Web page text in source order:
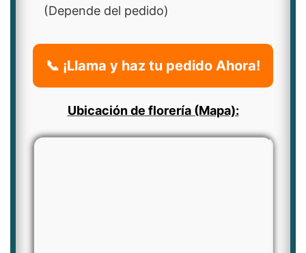
(Depende del pedido)
📞 ¡Llama y haz tu pedido Ahora!
Ubicación de florería (Mapa):